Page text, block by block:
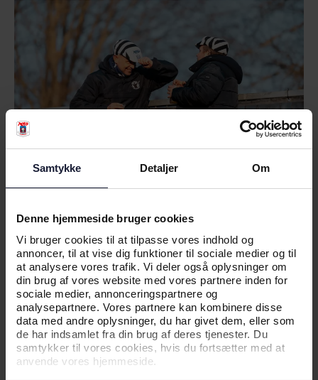
Samtykke Detaljer Om
Denne hjemmeside bruger cookies
Vi bruger cookies til at tilpasse vores indhold og
annoncer, til at vise dig funktioner til sociale medier og til
at analysere vores trafik. Vi deler også oplysninger om
din brug af vores website med vores partnere inden for
sociale medier, annonceringspartnere og
analysepartnere. Vores partnere kan kombinere disse
data med andre oplysninger, du har givet dem, eller som
de har indsamlet fra din brug af deres tjenester. Du
samtykker til vores cookies, hvis du fortsætter med at
anvende vores hjemmeside.
RELATEREDE NYHEDER
NYHED
SEJR GIVER GOD TRO INDEN
RETURKAMP